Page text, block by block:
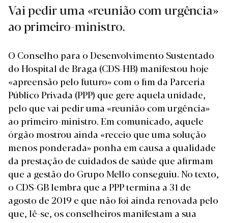
Vai pedir uma «reunião com urgência»
ao primeiro-ministro.
O Conselho para o Desenvolvimento Sustentado
do Hospital de Braga (CDS-HB) manifestou hoje
«apreensão pelo futuro» com o fim da Parceria
Público Privada (PPP) que gere aquela unidade,
pelo que vai pedir uma «reunião com urgência»
ao primeiro-ministro. Em comunicado, aquele
órgão mostrou ainda «receio que uma solução
menos ponderada» ponha em causa a qualidade
da prestação de cuidados de saúde que afirmam
que a gestão do Grupo Mello conseguiu. No texto,
o CDS-GB lembra que a PPP termina a 31 de
agosto de 2019 e que não foi ainda renovada pelo
que, lê-se, os conselheiros manifestam a sua